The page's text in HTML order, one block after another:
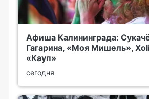
Афиша Калининграда:
Гагарина, «Моя Мишель»,
«Кауп»
сегодня